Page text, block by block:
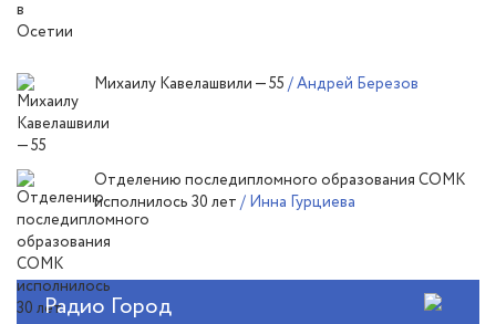
Михаилу Кавелашвили — 55 / Андрей Березов
Отделению последипломного образования СОМК
исполнилось 30 лет / Инна Гурциева
Радио Город